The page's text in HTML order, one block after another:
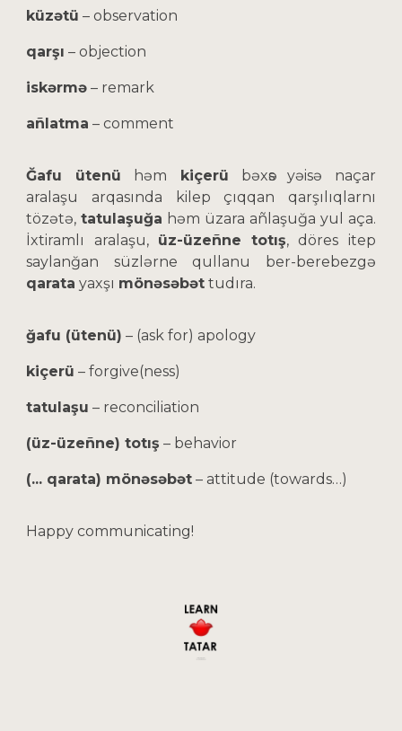
küzətü – observation
qarşı – objection
iskərmə – remark
añlatma – comment
Ğafu ütenü həm kiçerü bəxәs yəisə naçar
aralaşu arqasında kilep çıqqan qarşılıqlarnı
tözətə,tatulaşuğa həm üzara añlaşuğa yul aça.
İxtiramlı aralaşu, üz-üzeñne totış, döres itep
saylanğan süzlərne qullanu ber-berebezgə
qarata yaxşı mönəsəbət tudıra.
ğafu (ütenü) – (ask for) apology
kiçerü – forgive(ness)
tatulaşu – reconciliation
(üz-üzeñne) totış – behavior
(... qarata) mönəsəbət – attitude (towards…)
Happy communicating!